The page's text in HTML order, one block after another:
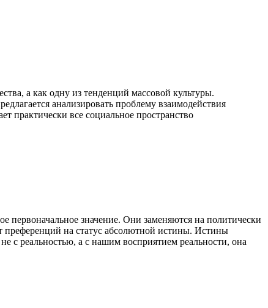
а как одну из тенденций массовой культуры.
анализи­ровать проблему взаимодействия
практически все социальное пространство
значение. Они заменяются на по­литически
преференций на статус абсолютной истины. Истины
с реальностью, а с нашим восприятием ре­альности, она